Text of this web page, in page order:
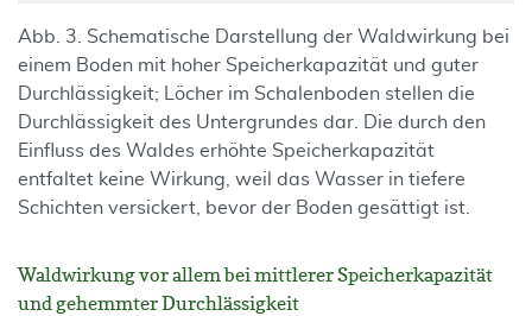
Abb. 3. Schematische Darstellung der Waldwirkung bei
einem Boden mit hoher Speicherkapazität und guter
Durchlässigkeit; Löcher im Schalenboden stellen die
Durchlässigkeit des Untergrundes dar. Die durch den
Einfluss des Waldes erhöhte Speicherkapazität
entfaltet keine Wirkung, weil das Wasser in tiefere
Schichten versickert, bevor der Boden gesättigt ist.
Waldwirkung vor allem bei mittlerer Speicherkapazität
und gehemmter Durchlässigkeit